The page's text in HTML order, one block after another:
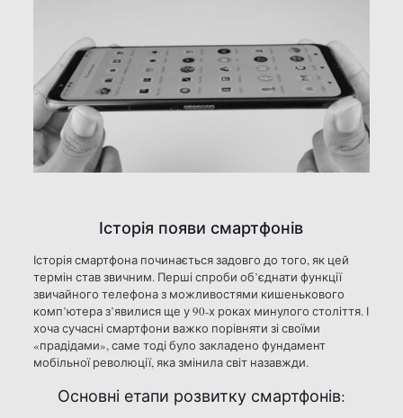
Історія появи смартфонів
Історія смартфона починається задовго до того, як цей
термін став звичним. Перші спроби об’єднати функції
звичайного телефона з можливостями кишенькового
комп’ютера з’явилися ще у 90-х роках минулого століття. І
хоча сучасні смартфони важко порівняти зі своїми
«прадідами», саме тоді було закладено фундамент
мобільної революції, яка змінила світ назавжди.
Основні етапи розвитку смартфонів: